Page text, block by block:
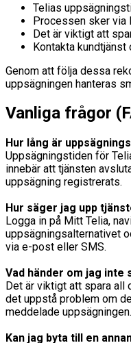
Telias
Processen sker via
Det är viktigt att
Kontakta kundtjänst
Genom att följa dessa
uppsägningen hanteras
Vanliga frågor
Hur lång är
Uppsägningstiden för
innebär att tjänsten
uppsägning registrerats.
Hur säger jag upp
Logga in på Mitt Telia,
uppsägningsalternativet
via e-post eller SMS.
Vad händer om jag
Det är viktigt att spara all
det uppstå problem om
meddelade uppsägningen.
Kan jag byta till en